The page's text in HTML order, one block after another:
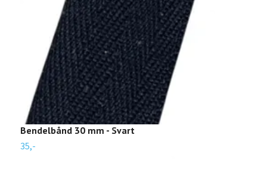
Bendelbånd 30 mm - Svart
35,-